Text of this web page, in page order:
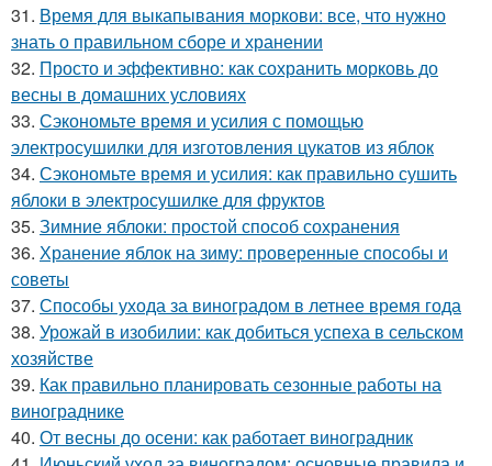
31. Время для выкапывания моркови: все, что нужно
знать о правильном сборе и хранении
32. Просто и эффективно: как сохранить морковь до
весны в домашних условиях
33. Сэкономьте время и усилия с помощью
электросушилки для изготовления цукатов из яблок
34. Сэкономьте время и усилия: как правильно сушить
яблоки в электросушилке для фруктов
35. Зимние яблоки: простой способ сохранения
36. Хранение яблок на зиму: проверенные способы и
советы
37. Способы ухода за виноградом в летнее время года
38. Урожай в изобилии: как добиться успеха в сельском
хозяйстве
39. Как правильно планировать сезонные работы на
винограднике
40. От весны до осени: как работает виноградник